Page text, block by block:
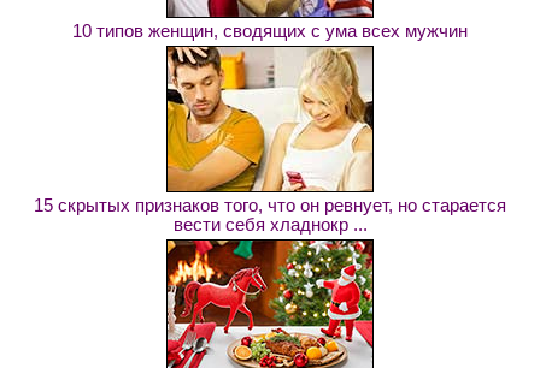
10 типов женщин, сводящих с ума всех мужчин
15 скрытых признаков того, что он ревнует, но старается
вести себя хладнокр ...